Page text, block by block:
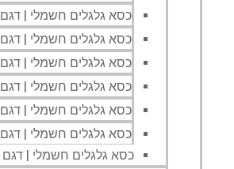
כסא גלגלים חשמלי | דגם DC02 | חברת JBH
כסא גלגלים חשמלי | דגם DC03 | חברת JBH
כסא גלגלים חשמלי | דגם DC05 | חברת JBH
כסא גלגלים חשמלי | דגם DC07 | חברת JBH
כסא גלגלים חשמלי | דגם DC08 | חברת JBH
כסא גלגלים חשמלי | דגם DC09 | חברת JBH
כסא גלגלים חשמלי | דגם DC10 | חברת JBH